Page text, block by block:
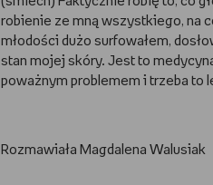
robienie ze mną wszystkiego, na
młodości dużo surfowałem,
stan mojej skóry. Jest to
poważnym problemem i trzeba to
Rozmawiała Magdalena Walusiak